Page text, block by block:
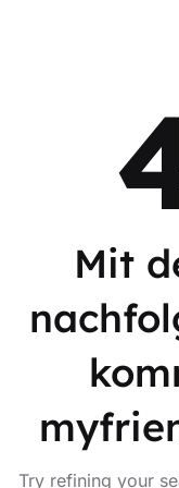
Mit
Try refining your